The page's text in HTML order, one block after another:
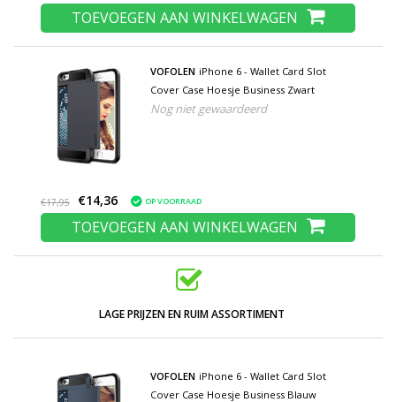
TOEVOEGEN AAN WINKELWAGEN
VOFOLEN iPhone 6 - Wallet Card Slot
Cover Case Hoesje Business Zwart
Nog niet gewaardeerd
€17,95 €14,36 OP VOORRAAD
TOEVOEGEN AAN WINKELWAGEN
LAGE PRIJZEN EN RUIM ASSORTIMENT
VOFOLEN iPhone 6 - Wallet Card Slot
Cover Case Hoesje Business Blauw